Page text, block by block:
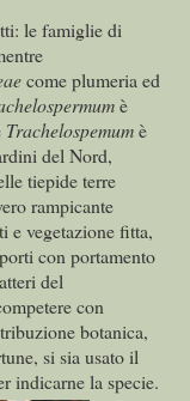
le famiglie di
come plumeria ed
è
Trachelospemumè
del Nord,
tiepide terre
rampicante
e vegetazione fitta,
con portamento
del
con
botanica,
si sia usato il
indicarne la specie.